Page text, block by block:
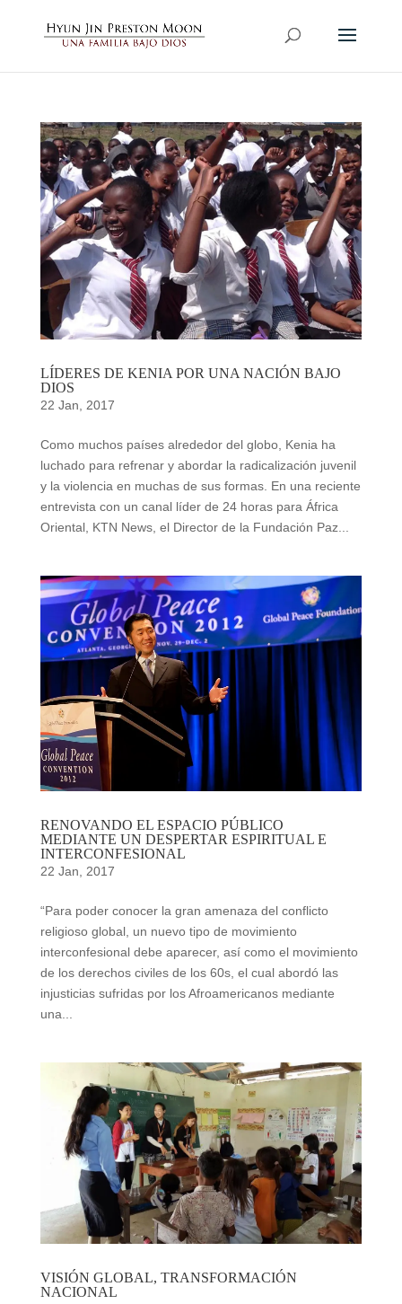
LÍDERES DE KENIA POR UNA NACIÓN BAJO
DIOS
22 Jan, 2017
Como muchos países alrededor del globo, Kenia ha
luchado para refrenar y abordar la radicalización juvenil
y la violencia en muchas de sus formas. En una reciente
entrevista con un canal líder de 24 horas para África
Oriental, KTN News, el Director de la Fundación Paz...
RENOVANDO EL ESPACIO PÚBLICO
MEDIANTE UN DESPERTAR ESPIRITUAL E
INTERCONFESIONAL
22 Jan, 2017
“Para poder conocer la gran amenaza del conflicto
religioso global, un nuevo tipo de movimiento
interconfesional debe aparecer, así como el movimiento
de los derechos civiles de los 60s, el cual abordó las
injusticias sufridas por los Afroamericanos mediante
una...
VISIÓN GLOBAL, TRANSFORMACIÓN
NACIONAL